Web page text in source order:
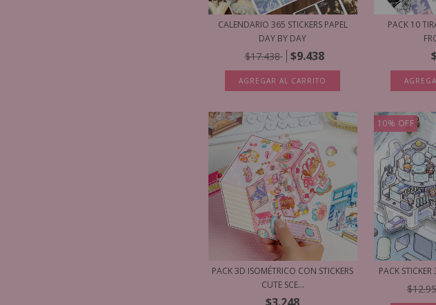
CALENDARIO 365 STICKERS PAPEL
DAY BY DAY
$17.438 $9.438
AGREGAR AL CARRITO
PACK 10
PACK 3D ISOMÉTRICO CON STICKERS
CUTE SCE...
$3.248
10% OFF
PACK